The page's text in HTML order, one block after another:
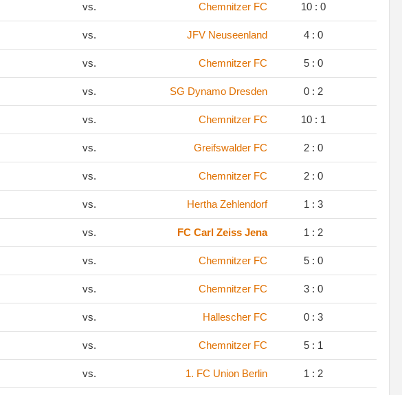
vs. Chemnitzer FC 10 : 0
vs. JFV Neuseenland 4 : 0
vs. Chemnitzer FC 5 : 0
vs. SG Dynamo Dresden 0 : 2
vs. Chemnitzer FC 10 : 1
vs. Greifswalder FC 2 : 0
vs. Chemnitzer FC 2 : 0
vs. Hertha Zehlendorf 1 : 3
vs. FC Carl Zeiss Jena 1 : 2
vs. Chemnitzer FC 5 : 0
vs. Chemnitzer FC 3 : 0
vs. Hallescher FC 0 : 3
vs. Chemnitzer FC 5 : 1
vs. 1. FC Union Berlin 1 : 2